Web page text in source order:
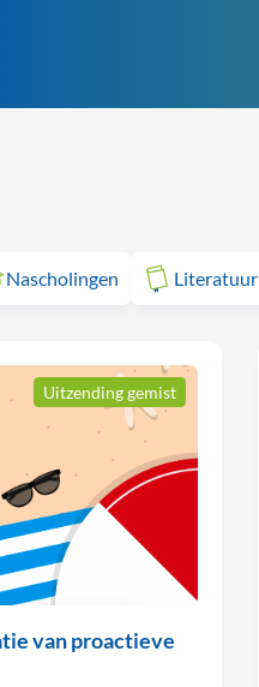
Nascholingen Literatuur
Uitzending gemist
van proactieve